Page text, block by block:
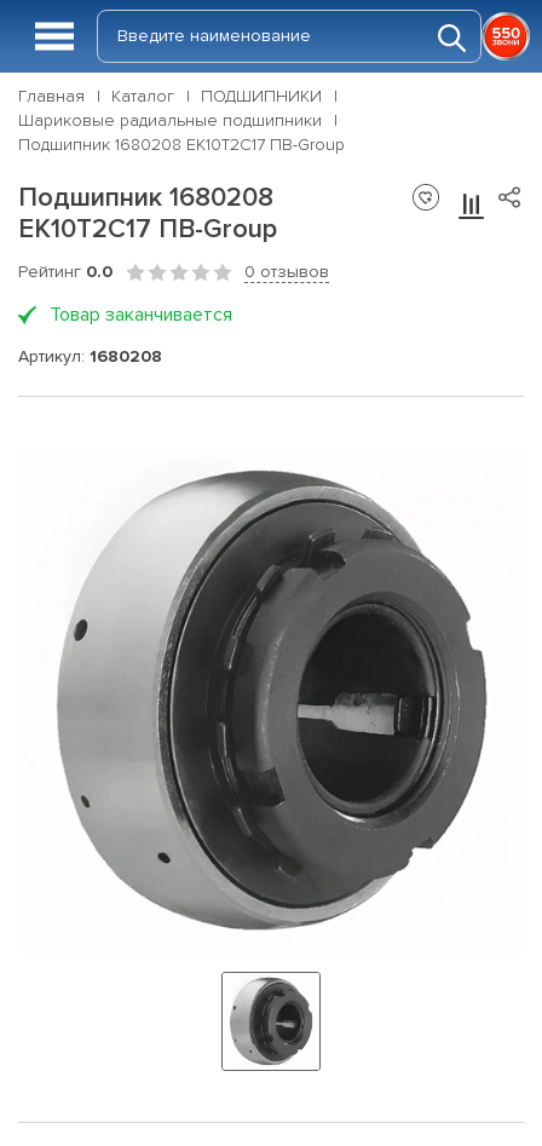
Главная Каталог
ПОДШИПНИКИ
Шариковые радиальные подшипники
Подшипник 1680208 ЕК10Т2С17 ПВ-Group
Подшипник 1680208
ЕК10Т2С17 ПВ-Group
Рейтинг 0.0 0 отзывов
Товар заканчивается
Артикул: 1680208